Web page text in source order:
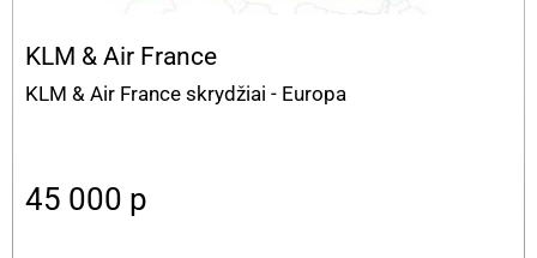
KLM & Air France
KLM & Air France skrydžiai - Europa
45 000 p